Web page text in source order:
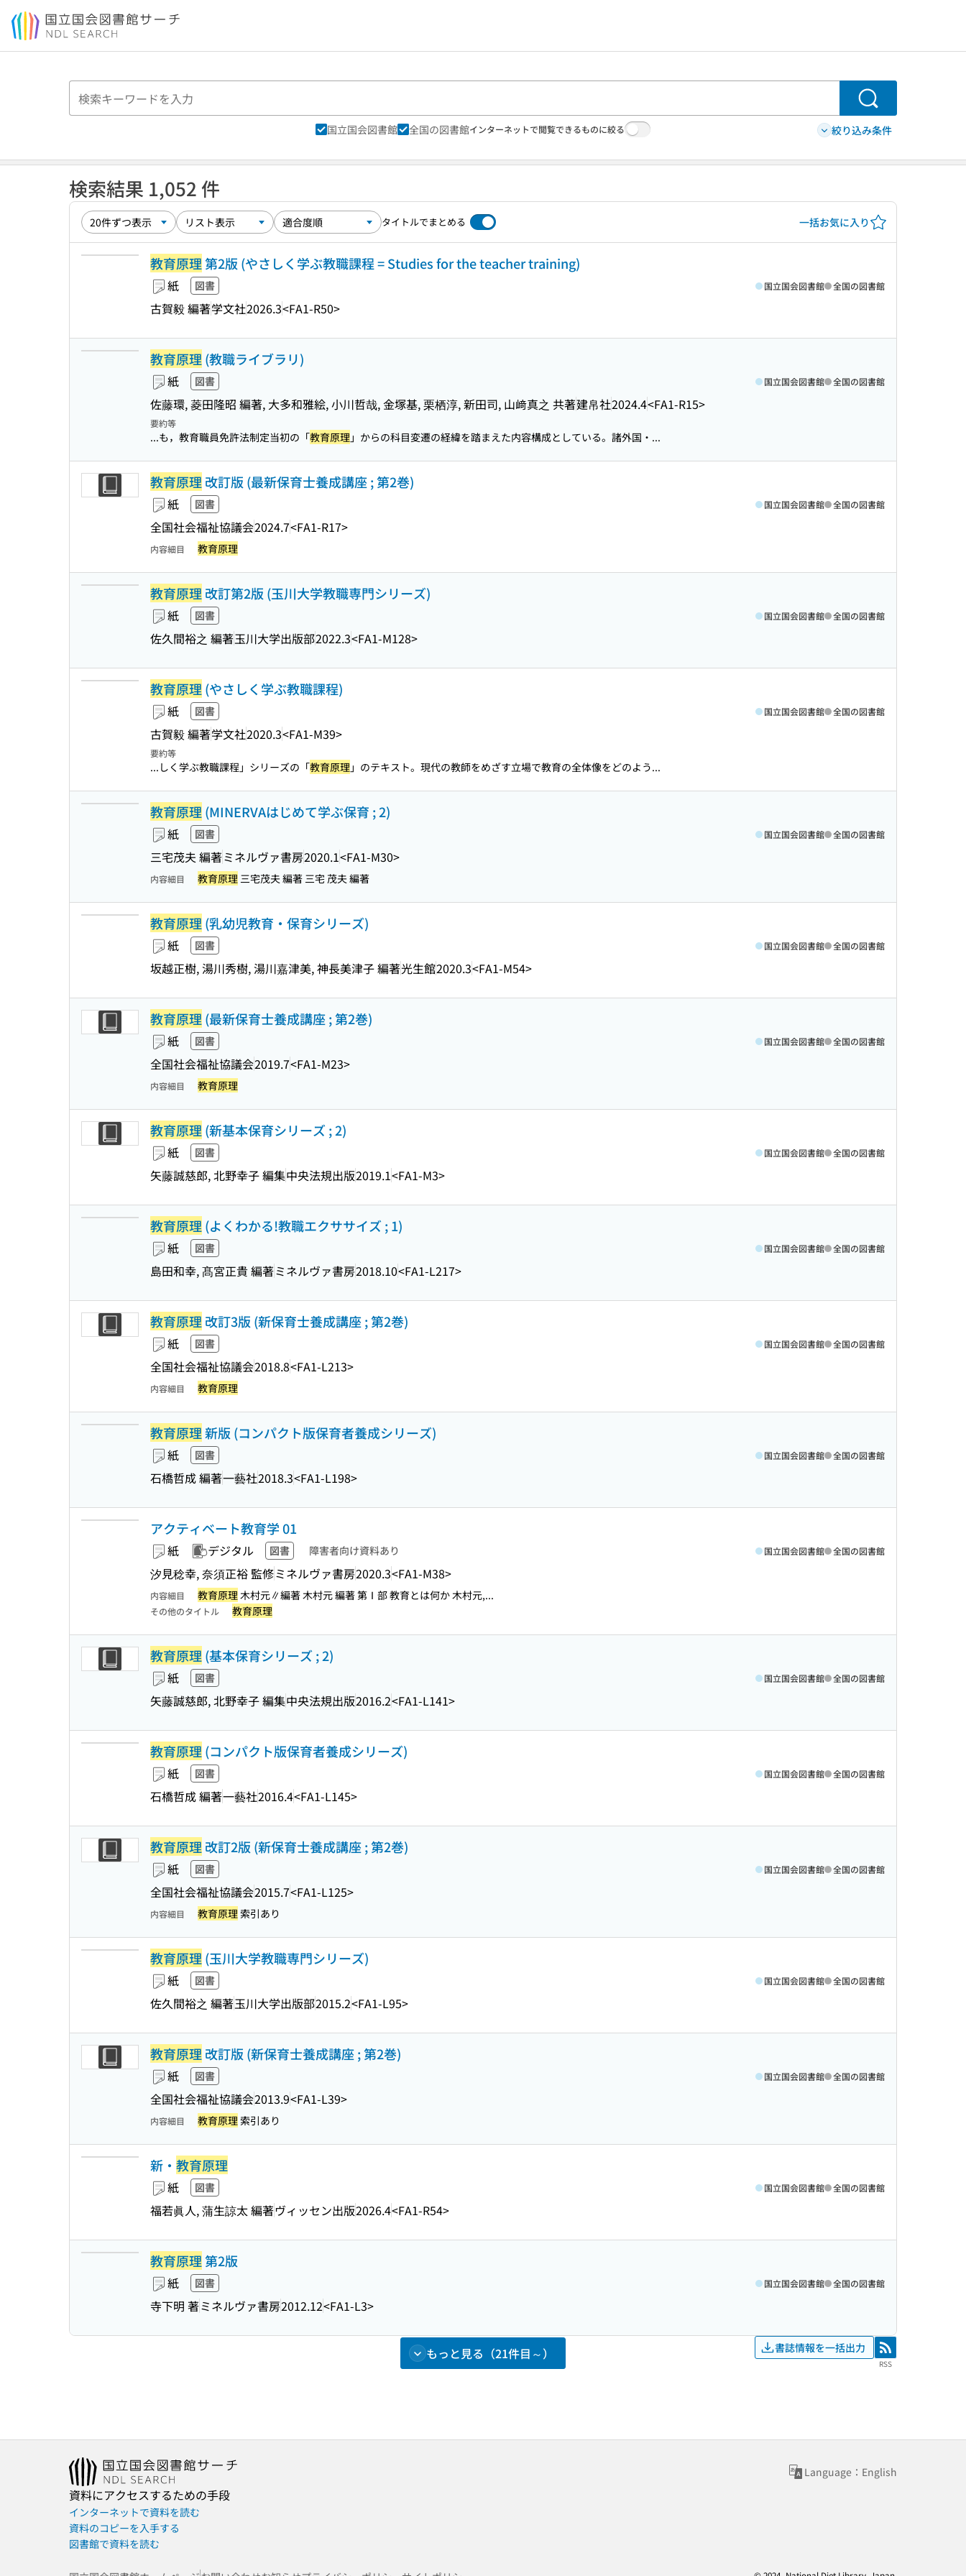
本文へ移動
検索
国立国会図書館 全国の図書館インターネットで閲覧できるものに絞る 絞り込み条件
検索結果 1,052 件
タイトルでまとめる 一括お気に入り
教育原理第2版 (やさしく学ぶ教職課程 = Studies for the teacher training)
紙 図書
古賀毅 編著学文社2026.3<FA1-R50>
国立国会図書館 全国の図書館
教育原理 (教職ライブラリ)
紙 図書
佐藤環, 菱田隆昭 編著, 大多和雅絵, 小川哲哉, 金塚基, 栗栖淳, 新田司, 山﨑真之 共著建帛社2024.4<FA1-R15>
国立国会図書館 全国の図書館
要約等
...も，教育職員免許法制定当初の「教育原理」からの科目変遷の経緯を踏まえた内容構成としている。諸外国・...
教育原理 改訂版 (最新保育士養成講座 ; 第2巻)
紙 図書
全国社会福祉協議会2024.7<FA1-R17>
国立国会図書館 全国の図書館
内容細目 教育原理
教育原理 改訂第2版 (玉川大学教職専門シリーズ)
紙 図書
佐久間裕之 編著玉川大学出版部2022.3<FA1-M128>
国立国会図書館 全国の図書館
教育原理 (やさしく学ぶ教職課程)
紙 図書
古賀毅 編著学文社2020.3<FA1-M39>
国立国会図書館 全国の図書館
要約等
...しく学ぶ教職課程」シリーズの「教育原理」のテキスト。現代の教師をめざす立場で教育の全体像をどのよう...
教育原理 (MINERVAはじめて学ぶ保育 ; 2)
紙 図書
三宅茂夫 編著ミネルヴァ書房2020.1<FA1-M30>
国立国会図書館 全国の図書館
内容細目 教育原理 三宅茂夫 編著 三宅 茂夫 編著
教育原理 (乳幼児教育・保育シリーズ)
紙 図書
坂越正樹, 湯川秀樹, 湯川嘉津美, 神長美津子 編著光生館2020.3<FA1-M54>
国立国会図書館 全国の図書館
教育原理 (最新保育士養成講座 ; 第2巻)
紙 図書
全国社会福祉協議会2019.7<FA1-M23>
国立国会図書館 全国の図書館
内容細目 教育原理
教育原理 (新基本保育シリーズ ; 2)
紙 図書
矢藤誠慈郎, 北野幸子 編集中央法規出版2019.1<FA1-M3>
国立国会図書館 全国の図書館
教育原理 (よくわかる!教職エクササイズ ; 1)
紙 図書
島田和幸, 髙宮正貴 編著ミネルヴァ書房2018.10<FA1-L217>
国立国会図書館 全国の図書館
教育原理 改訂3版 (新保育士養成講座 ; 第2巻)
紙 図書
全国社会福祉協議会2018.8<FA1-L213>
国立国会図書館 全国の図書館
内容細目 教育原理
教育原理新版 (コンパクト版保育者養成シリーズ)
紙 図書
石橋哲成 編著一藝社2018.3<FA1-L198>
国立国会図書館 全国の図書館
アクティベート教育学 01
紙 デジタル 図書 障害者向け資料あり
汐見稔幸, 奈須正裕 監修ミネルヴァ書房2020.3<FA1-M38>
国立国会図書館 全国の図書館
内容細目 教育原理木村元∥編著 木村元 編著 第Ⅰ部 教育とは何か 木村元,...
その他のタイトル 教育原理
教育原理 (基本保育シリーズ ; 2)
紙 図書
矢藤誠慈郎, 北野幸子 編集中央法規出版2016.2<FA1-L141>
国立国会図書館 全国の図書館
教育原理 (コンパクト版保育者養成シリーズ)
紙 図書
石橋哲成 編著一藝社2016.4<FA1-L145>
国立国会図書館 全国の図書館
教育原理 改訂2版 (新保育士養成講座 ; 第2巻)
紙 図書
全国社会福祉協議会2015.7<FA1-L125>
国立国会図書館 全国の図書館
内容細目 教育原理 索引あり
教育原理 (玉川大学教職専門シリーズ)
紙 図書
佐久間裕之 編著玉川大学出版部2015.2<FA1-L95>
国立国会図書館 全国の図書館
教育原理 改訂版 (新保育士養成講座 ; 第2巻)
紙 図書
全国社会福祉協議会2013.9<FA1-L39>
国立国会図書館 全国の図書館
内容細目 教育原理 索引あり
新・ 教育原理
紙 図書
福若眞人, 蒲生諒太 編著ヴィッセン出版2026.4<FA1-R54>
国立国会図書館 全国の図書館
教育原理第2版
紙 図書
寺下明 著ミネルヴァ書房2012.12<FA1-L3>
国立国会図書館 全国の図書館
もっと見る（21件目～） 書誌情報を一括出力 RSS
RSS
Language：English
資料にアクセスするための手段
インターネットで資料を読む
資料のコピーを入手する
図書館で資料を読む